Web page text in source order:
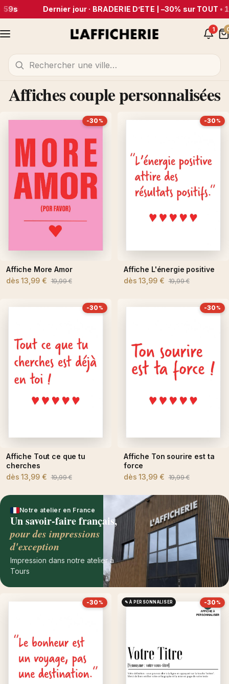
Dernier jour · BRADERIE D’ÉTÉ | –30% sur TOUT•
1
Affiches couple personnalisées
-30 %
Affiche More Amor
dès13,99 € 19,99 €
-30 %
Affiche L'énergie positive
dès13,99 € 19,99 €
-30 %
Affiche Tout ce que tu
cherches
dès13,99 € 19,99 €
-30 %
Affiche Ton sourire est ta
force
dès13,99 € 19,99 €
Notre atelier en France
Un savoir-faire français,
pour des impressions
d'exception
Impression dans notre atelier à
Tours
-30 % ✎ À PERSONNALISER -30 %